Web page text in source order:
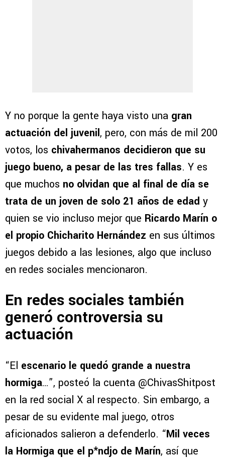
Y no porque la gente haya visto una gran
actuación del juvenil, pero, con más de mil 200
votos, los chivahermanos decidieron que su
juego bueno, a pesar de las tres fallas. Y es
que muchos no olvidan que al final de día se
trata de un joven de solo 21 años de edad y
quien se vio incluso mejor que Ricardo Marín o
el propio Chicharito Hernández en sus últimos
juegos debido a las lesiones, algo que incluso
en redes sociales mencionaron.
En redes sociales también
generó controversia su
actuación
“El escenario le quedó grande a nuestra
hormiga…”, posteó la cuenta @ChivasShitpost
en la red social X al respecto. Sin embargo, a
pesar de su evidente mal juego, otros
aficionados salieron a defenderlo. “Mil veces
la Hormiga que el p*ndjo de Marín, así que